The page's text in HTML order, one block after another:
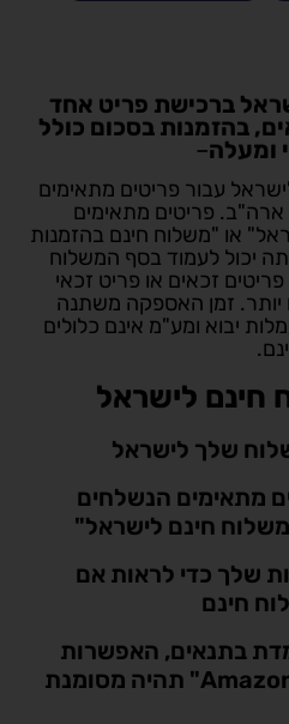
ברכישת פריט אחד
בהזמנות בסכום כולל
–
עבור פריטים מתאימים
מעל 49 דולר ארה"ב. פריטים מתאימים
או "משלוח חינם בהזמנות
49 דולר". אתה יכול לעמוד בסף המשלוח
זכאים או פריט זכאי
49 דולר או יותר. זמן האספקה משתנה
יבוא ומע"מ אינם כלולים
חינם לישראל
מתאימים הנשלחים
שלך כדי לראות אם
חינם
בתנאים, האפשרות
"משלוח חינם Amazon Global" תהיה מסומנת